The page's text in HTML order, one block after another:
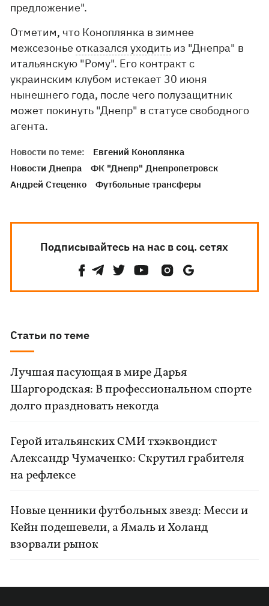
предложение".
Отметим, что Коноплянка в зимнее
межсезоньеотказался уходить из "Днепра" в
итальянскую "Рому". Его контракт с
украинским клубом истекает 30 июня
нынешнего года, после чего полузащитник
может покинуть "Днепр" в статусе свободного
агента.
Новости по теме:
Евгений Коноплянка
Новости Днепра
ФК "Днепр" Днепропетровск
Андрей Стеценко
Футбольные трансферы
Подписывайтесь на нас в соц. сетях
Статьи по теме
Лучшая пасующая в мире Дарья
Шаргородская: В профессиональном спорте
долго праздновать некогда
Герой итальянских СМИ тхэквондист
Александр Чумаченко: Скрутил грабителя
на рефлексе
Новые ценники футбольных звезд: Месси и
Кейн подешевели, а Ямаль и Холанд
взорвали рынок